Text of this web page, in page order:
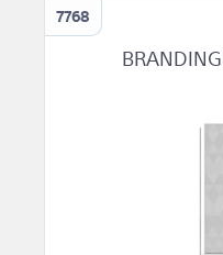
7768